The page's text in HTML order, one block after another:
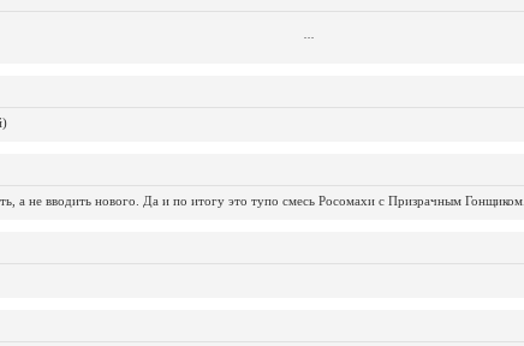
а не вводить нового. Да и по итогу это тупо смесь Росомахи с Призрачным Гонщиком.